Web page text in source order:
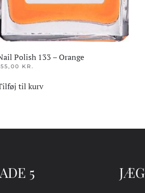
Polish 133 – Orange
KR.
til kurv
5